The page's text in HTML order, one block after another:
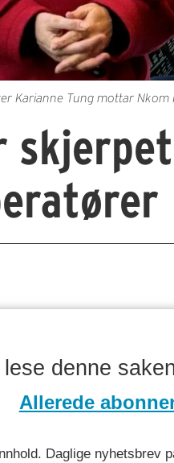
Karianne Tung mottar
lese denne
Allerede
Daglige nyhetsbrev